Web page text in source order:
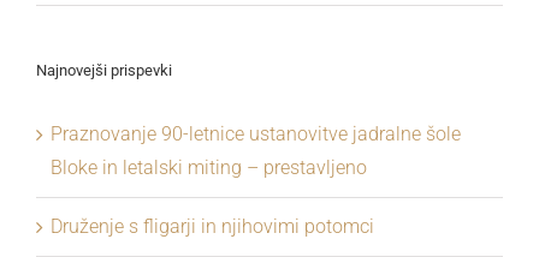
Najnovejši prispevki
Praznovanje 90-letnice ustanovitve jadralne šole
Bloke in letalski miting – prestavljeno
Druženje s fligarji in njihovimi potomci